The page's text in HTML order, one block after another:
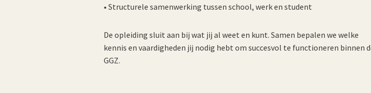
• Structurele samenwerking tussen school, werk en student
De opleiding sluit aan bij wat jij al weet en kunt. Samen bepalen we welke
kennis en vaardigheden jij nodig hebt om succesvol te functioneren binnen
GGZ.